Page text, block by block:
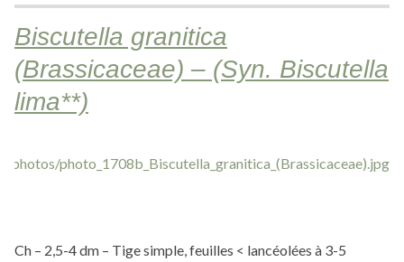
Biscutella granitica
(Brassicaceae) – (Syn. Biscutella
lima**)
Ch – 2,5-4 dm – Tige simple, feuilles < lancéolées à 3-5